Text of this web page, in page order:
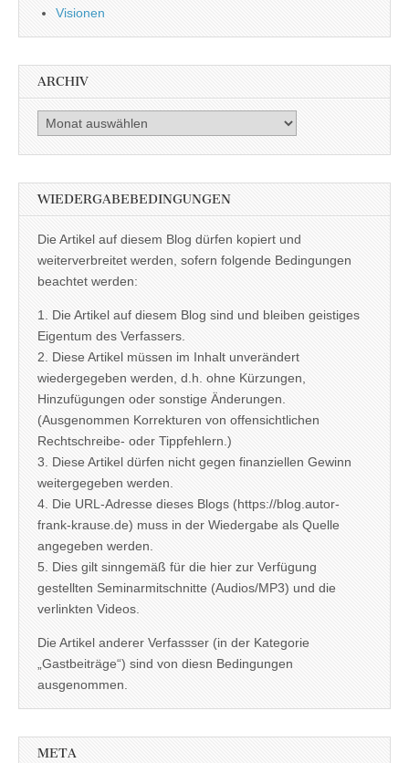
Visionen
ARCHIV
Archiv
WIEDERGABEBEDINGUNGEN
Die Artikel auf diesem Blog dürfen kopiert und
weiterverbreitet werden, sofern folgende Bedingungen
beachtet werden:
1. Die Artikel auf diesem Blog sind und bleiben geistiges
Eigentum des Verfassers.
2. Diese Artikel müssen im Inhalt unverändert
wiedergegeben werden, d.h. ohne Kürzungen,
Hinzufügungen oder sonstige Änderungen.
(Ausgenommen Korrekturen von offensichtlichen
Rechtschreibe- oder Tippfehlern.)
3. Diese Artikel dürfen nicht gegen finanziellen Gewinn
weitergegeben werden.
4. Die URL-Adresse dieses Blogs (https://blog.autor-
frank-krause.de) muss in der Wiedergabe als Quelle
angegeben werden.
5. Dies gilt sinngemäß für die hier zur Verfügung
gestellten Seminarmitschnitte (Audios/MP3) und die
verlinkten Videos.
Die Artikel anderer Verfassser (in der Kategorie
„Gastbeiträge“) sind von diesn Bedingungen
ausgenommen.
META